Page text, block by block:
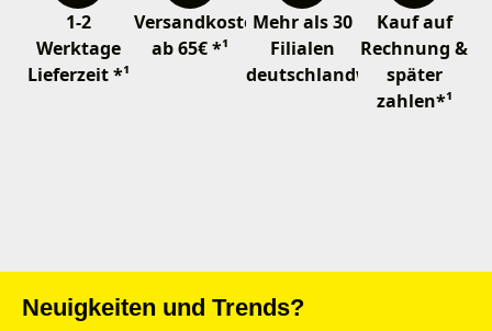
1-2
Werktage
Lieferzeit *¹
Versandkostenfrei
ab 65€ *¹
Mehr als 30
Filialen
deutschlandweit
Kauf auf
Rechnung &
später
zahlen*¹
Neuigkeiten und Trends?